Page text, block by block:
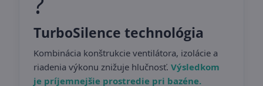
TurboSilence technológia
Kombinácia konštrukcie ventilátora, izolácie a
riadenia výkonu znižuje hlučnosť. Výsledkom
je príjemnejšie prostredie pri bazéne.